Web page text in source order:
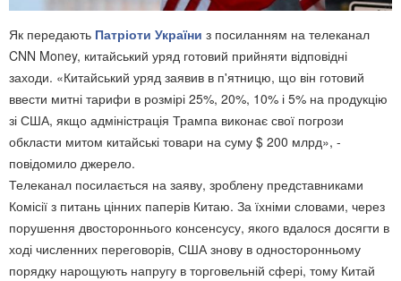
Як передають Патріоти України з посиланням на телеканал
CNN Money, китайський уряд готовий прийняти відповідні
заходи. «Китайський уряд заявив в п'ятницю, що він готовий
ввести митні тарифи в розмірі 25%, 20%, 10% і 5% на продукцію
зі США, якщо адміністрація Трампа виконає свої погрози
обкласти митом китайські товари на суму $ 200 млрд», -
повідомило джерело.
Телеканал посилається на заяву, зроблену представниками
Комісії з питань цінних паперів Китаю. За їхніми словами, через
порушення двостороннього консенсусу, якого вдалося досягти в
ході численних переговорів, США знову в односторонньому
порядку нарощують напругу в торговельній сфері, тому Китай